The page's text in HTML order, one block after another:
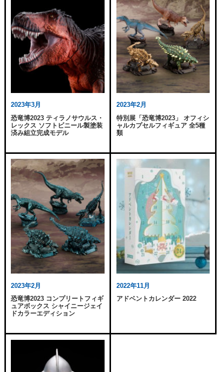
2023年3月
恐竜博2023 ティラノサウルス・
レックス ソフトビニール製塗装
済み組立完成モデル
2023年2月
特別展「恐竜博2023」 オフィシ
ャルカプセルフィギュア 全5種
類
2023年2月
恐竜博2023 コンプリートフィギ
ュアボックス シャイニージェイ
ドカラーエディション
2022年11月
アドベントカレンダー 2022